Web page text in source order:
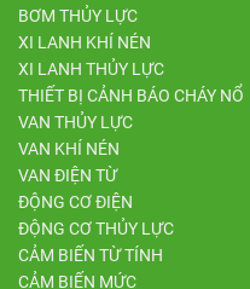
BƠM THỦY LỰC
XI LANH KHÍ NÉN
XI LANH THỦY LỰC
THIẾT BỊ CẢNH BÁO CHÁY NỔ
VAN THỦY LỰC
VAN KHÍ NÉN
VAN ĐIỆN TỪ
ĐỘNG CƠ ĐIỆN
ĐỘNG CƠ THỦY LỰC
CẢM BIẾN TỪ TÍNH
CẢM BIẾN MỨC